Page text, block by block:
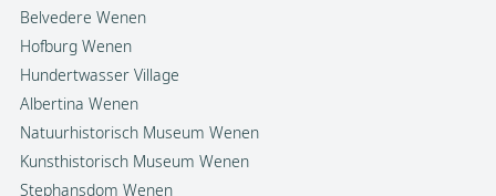
Belvedere Wenen
Hofburg Wenen
Hundertwasser Village
Albertina Wenen
Natuurhistorisch Museum Wenen
Kunsthistorisch Museum Wenen
Stephansdom Wenen